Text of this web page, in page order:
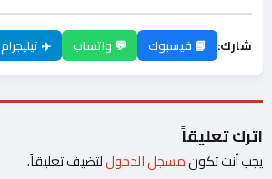
شارك: 📘 فيسبوك 💬 واتساب ✈️ تيليجرام
اترك تعليقاً
يجب أنت تكونمسجل الدخوللتضيف تعليقاً.